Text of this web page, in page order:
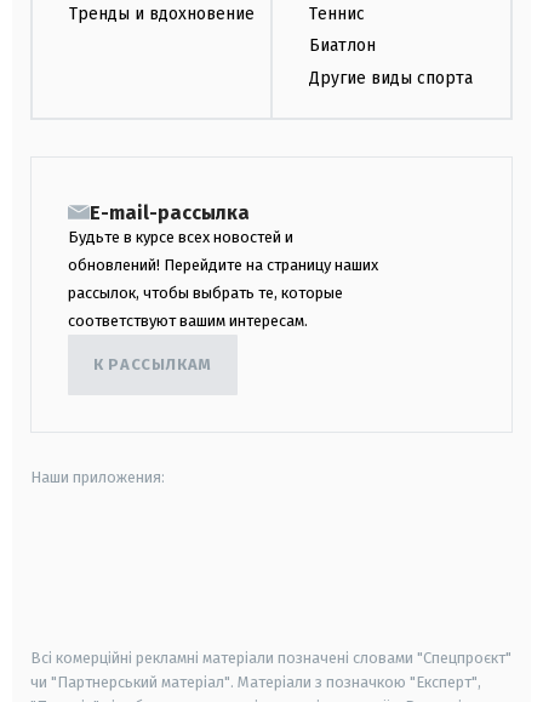
Тренды и вдохновение
Теннис
Биатлон
Другие виды спорта
E-mail-рассылка
Будьте в курсе всех новостей и
обновлений! Перейдите на страницу наших
рассылок, чтобы выбрать те, которые
соответствуют вашим интересам.
К РАССЫЛКАМ
Наши приложения:
Всі комерційні рекламні матеріали позначені словами "Спецпроєкт"
чи "Партнерський матеріал". Матеріали з позначкою "Експерт",